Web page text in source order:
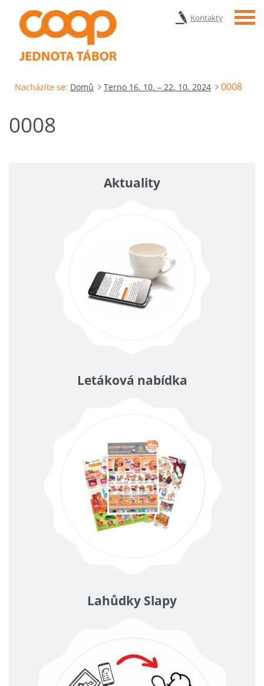
Kontakty Menu
Nacházíte se: Domů Terno 16. 10. – 22. 10. 2024 0008
0008
Aktuality
Letáková nabídka
Lahůdky Slapy